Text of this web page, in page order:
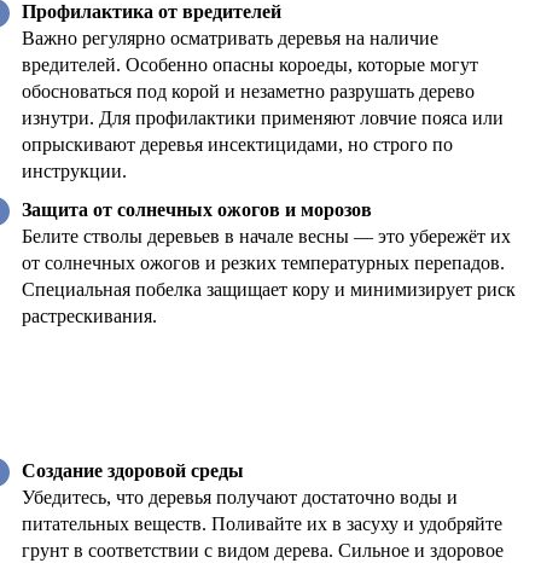
Профилактика от вредителей
Важно регулярно осматривать деревья на наличие
вредителей. Особенно опасны короеды, которые могут
обосноваться под корой и незаметно разрушать дерево
изнутри. Для профилактики применяют ловчие пояса или
опрыскивают деревья инсектицидами, но строго по
инструкции.
Защита от солнечных ожогов и морозов
Белите стволы деревьев в начале весны — это убережёт их
от солнечных ожогов и резких температурных перепадов.
Специальная побелка защищает кору и минимизирует риск
растрескивания.
Создание здоровой среды
Убедитесь, что деревья получают достаточно воды и
питательных веществ. Поливайте их в засуху и удобряйте
грунт в соответствии с видом дерева. Сильное и здоровое